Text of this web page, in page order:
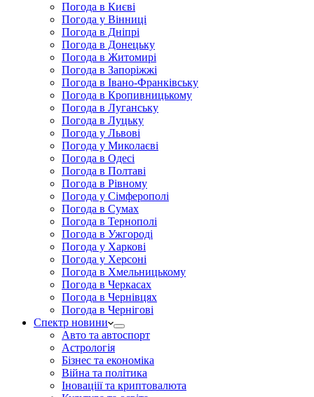
Погода в Києві
Погода у Вінниці
Погода в Дніпрі
Погода в Донецьку
Погода в Житомирі
Погода в Запоріжжі
Погода в Івано-Франківську
Погода в Кропивницькому
Погода в Луганську
Погода в Луцьку
Погода у Львові
Погода у Миколаєві
Погода в Одесі
Погода в Полтаві
Погода в Рівному
Погода у Сімферополі
Погода в Сумах
Погода в Тернополі
Погода в Ужгороді
Погода у Харкові
Погода у Херсоні
Погода в Хмельницькому
Погода в Черкасах
Погода в Чернівцях
Погода в Чернігові
Спектр новини
Авто та автоспорт
Астрологія
Бізнес та економіка
Війна та політика
Іноваціії та криптовалюта